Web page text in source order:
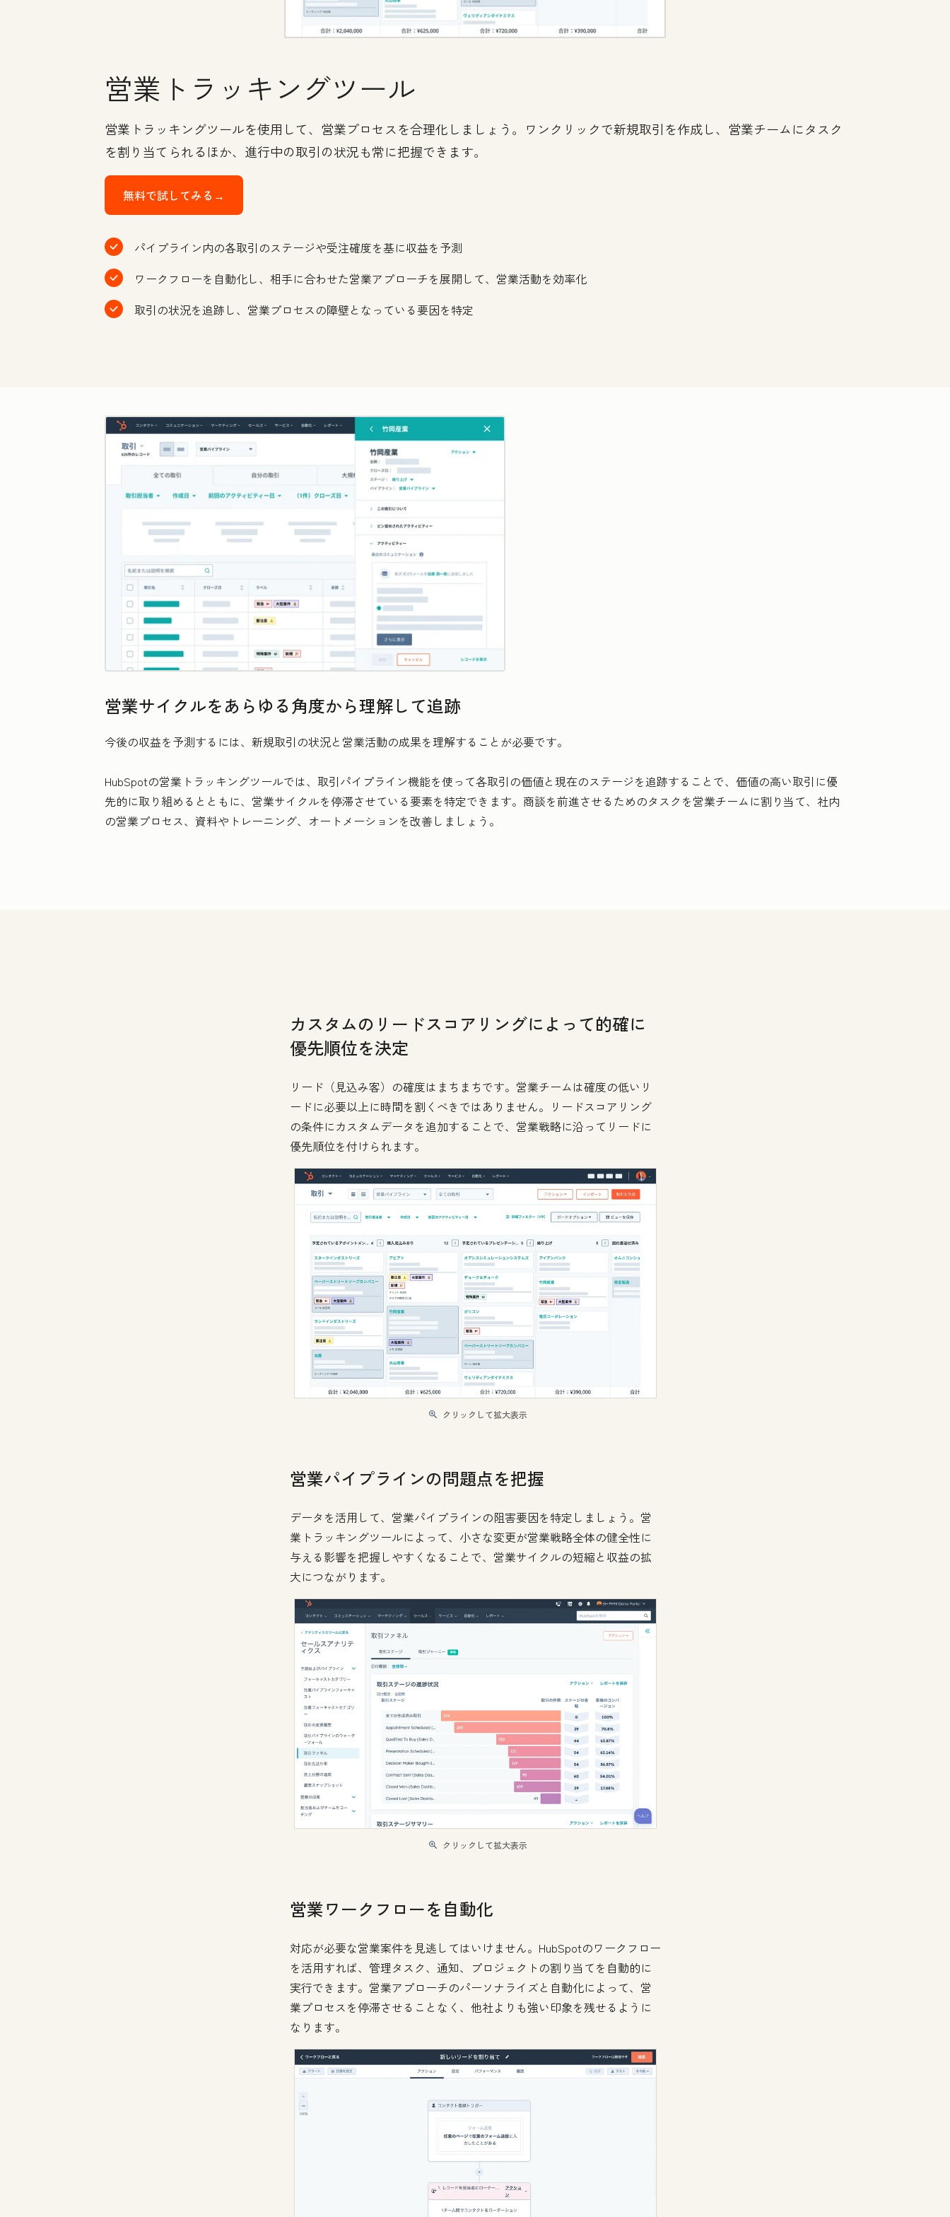
営業トラッキングツール
営業トラッキングツールを使用して、営業プロセスを合理化しましょう。ワンクリックで新規取引を作成し、営業チームにタスク
を割り当てられるほか、進行中の取引の状況も常に把握できます。
無料で試してみる→
パイプライン内の各取引のステージや受注確度を基に収益を予測
ワークフローを自動化し、相手に合わせた営業アプローチを展開して、営業活動を効率化
取引の状況を追跡し、営業プロセスの障壁となっている要因を特定
営業サイクルをあらゆる角度から理解して追跡
今後の収益を予測するには、新規取引の状況と営業活動の成果を理解することが必要です。
HubSpotの営業トラッキングツールでは、取引パイプライン機能を使って各取引の価値と現在のステージを追跡することで、価値の高い取引に優
先的に取り組めるとともに、営業サイクルを停滞させている要素を特定できます。商談を前進させるためのタスクを営業チームに割り当て、社内
の営業プロセス、資料やトレーニング、オートメーションを改善しましょう。
カスタムのリードスコアリングによって的確に
優先順位を決定
リード（見込み客）の確度はまちまちです。営業チームは確度の低いリ
ードに必要以上に時間を割くべきではありません。リードスコアリング
の条件にカスタムデータを追加することで、営業戦略に沿ってリードに
優先順位を付けられます。
クリックして拡大表示
営業パイプラインの問題点を把握
データを活用して、営業パイプラインの阻害要因を特定しましょう。営
業トラッキングツールによって、小さな変更が営業戦略全体の健全性に
与える影響を把握しやすくなることで、営業サイクルの短縮と収益の拡
大につながります。
クリックして拡大表示
営業ワークフローを自動化
対応が必要な営業案件を見逃してはいけません。HubSpotのワークフロー
を活用すれば、管理タスク、通知、プロジェクトの割り当てを自動的に
実行できます。営業アプローチのパーソナライズと自動化によって、営
業プロセスを停滞させることなく、他社よりも強い印象を残せるように
なります。